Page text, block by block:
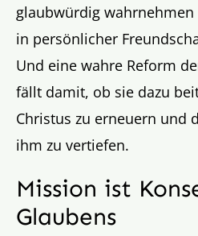
glaubwürdig
in persönlicher
Und eine wahre Reform
fällt damit, ob sie dazu
Christus zu erneuern und
ihm zu vertiefen.
Mission ist
Glaubens